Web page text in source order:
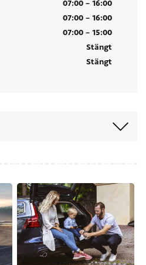
07:00 – 16:00
07:00 – 16:00
07:00 – 15:00
Stängt
Stängt
stängt söndagar
öppet till kl. 16
dag stängt